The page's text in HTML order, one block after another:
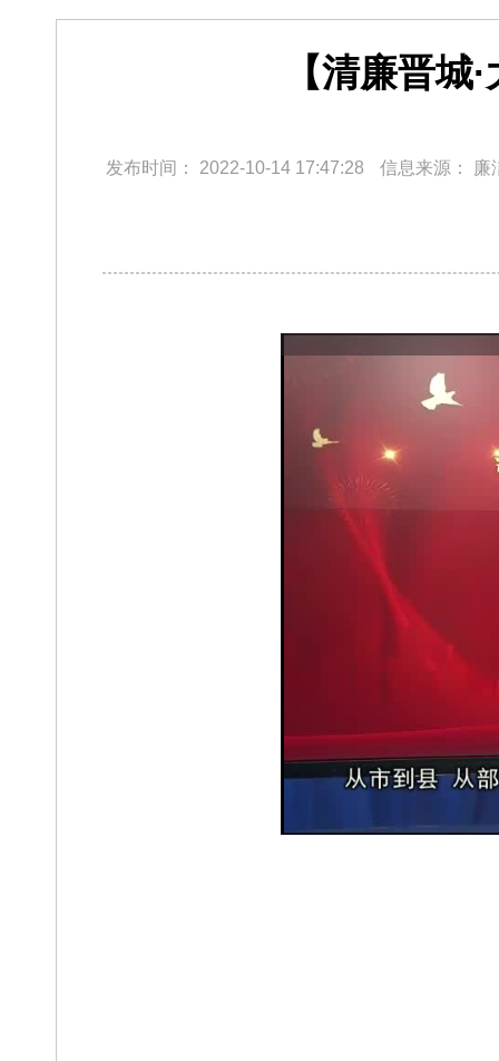
【清廉晋
发布时间： 2022-10-14 17:47:28 信息来源： 廉